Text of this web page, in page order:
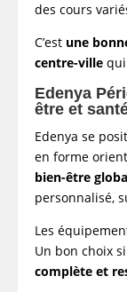
des cours
C’est une
centre-ville
Edenya
être et
Edenya se
en forme
bien-être
personnalisé,
Les
Un bon choix
complète et